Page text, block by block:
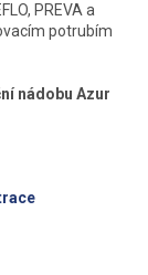
PREVA a
potrubím
nádobu Azur